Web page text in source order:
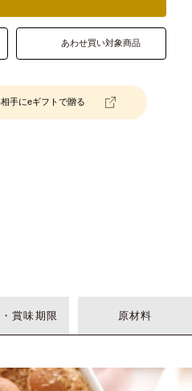
あわせ買い対象商品
手にeギフトで贈る
賞味期限 原材料